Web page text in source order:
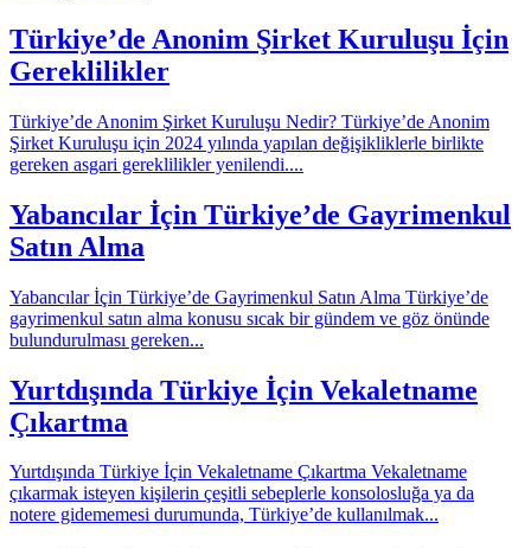
Türkiye’de Anonim Şirket Kuruluşu İçin
Gereklilikler
Türkiye’de Anonim Şirket Kuruluşu Nedir? Türkiye’de Anonim
Şirket Kuruluşu için 2024 yılında yapılan değişikliklerle birlikte
gereken asgari gereklilikler yenilendi....
Yabancılar İçin Türkiye’de Gayrimenkul
Satın Alma
Yabancılar İçin Türkiye’de Gayrimenkul Satın Alma Türkiye’de
gayrimenkul satın alma konusu sıcak bir gündem ve göz önünde
bulundurulması gereken...
Yurtdışında Türkiye İçin Vekaletname
Çıkartma
Yurtdışında Türkiye İçin Vekaletname Çıkartma Vekaletname
çıkarmak isteyen kişilerin çeşitli sebeplerle konsolosluğa ya da
notere gidememesi durumunda, Türkiye’de kullanılmak...